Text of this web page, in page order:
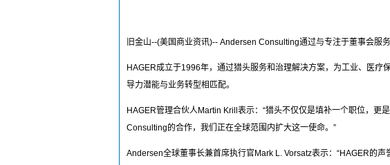
旧金山--(美国商业资讯)-- Andersen Consulting通过与专注于董事会服
HAGER成立于1996年，通过猎头服务和治理解决方案，为工业、医
导力潜能与业务转型相匹配。
HAGER管理合伙人Martin Krill表示：“猎头不仅仅是填补一个职位，
Consulting的合作，我们正在全球范围内扩大这一使命。”
Andersen全球董事长兼首席执行官Mark L. Vorsatz表示：“HAGER的